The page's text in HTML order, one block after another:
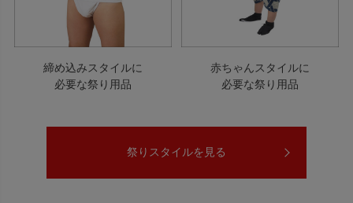
締め込みスタイルに
必要な祭り用品
赤ちゃんスタイルに
必要な祭り用品
祭りスタイルを見る